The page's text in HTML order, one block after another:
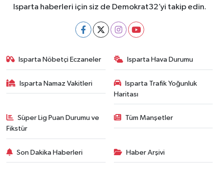
Isparta haberleri için siz de Demokrat32’yi takip edin.
Isparta Nöbetçi Eczaneler Isparta Hava Durumu
Isparta Namaz Vakitleri
Isparta Trafik Yoğunluk
Haritası
Süper Lig Puan Durumu ve
Fikstür
Tüm Manşetler
Son Dakika Haberleri Haber Arşivi